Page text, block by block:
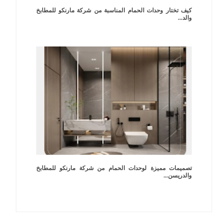
كيف تختار وحدات الحمام المناسبة من شركة مارنكو للمطابخ
والد...
تصميمات مميزة لوحدات الحمام من شركة مارنكو للمطابخ
والدريسن...